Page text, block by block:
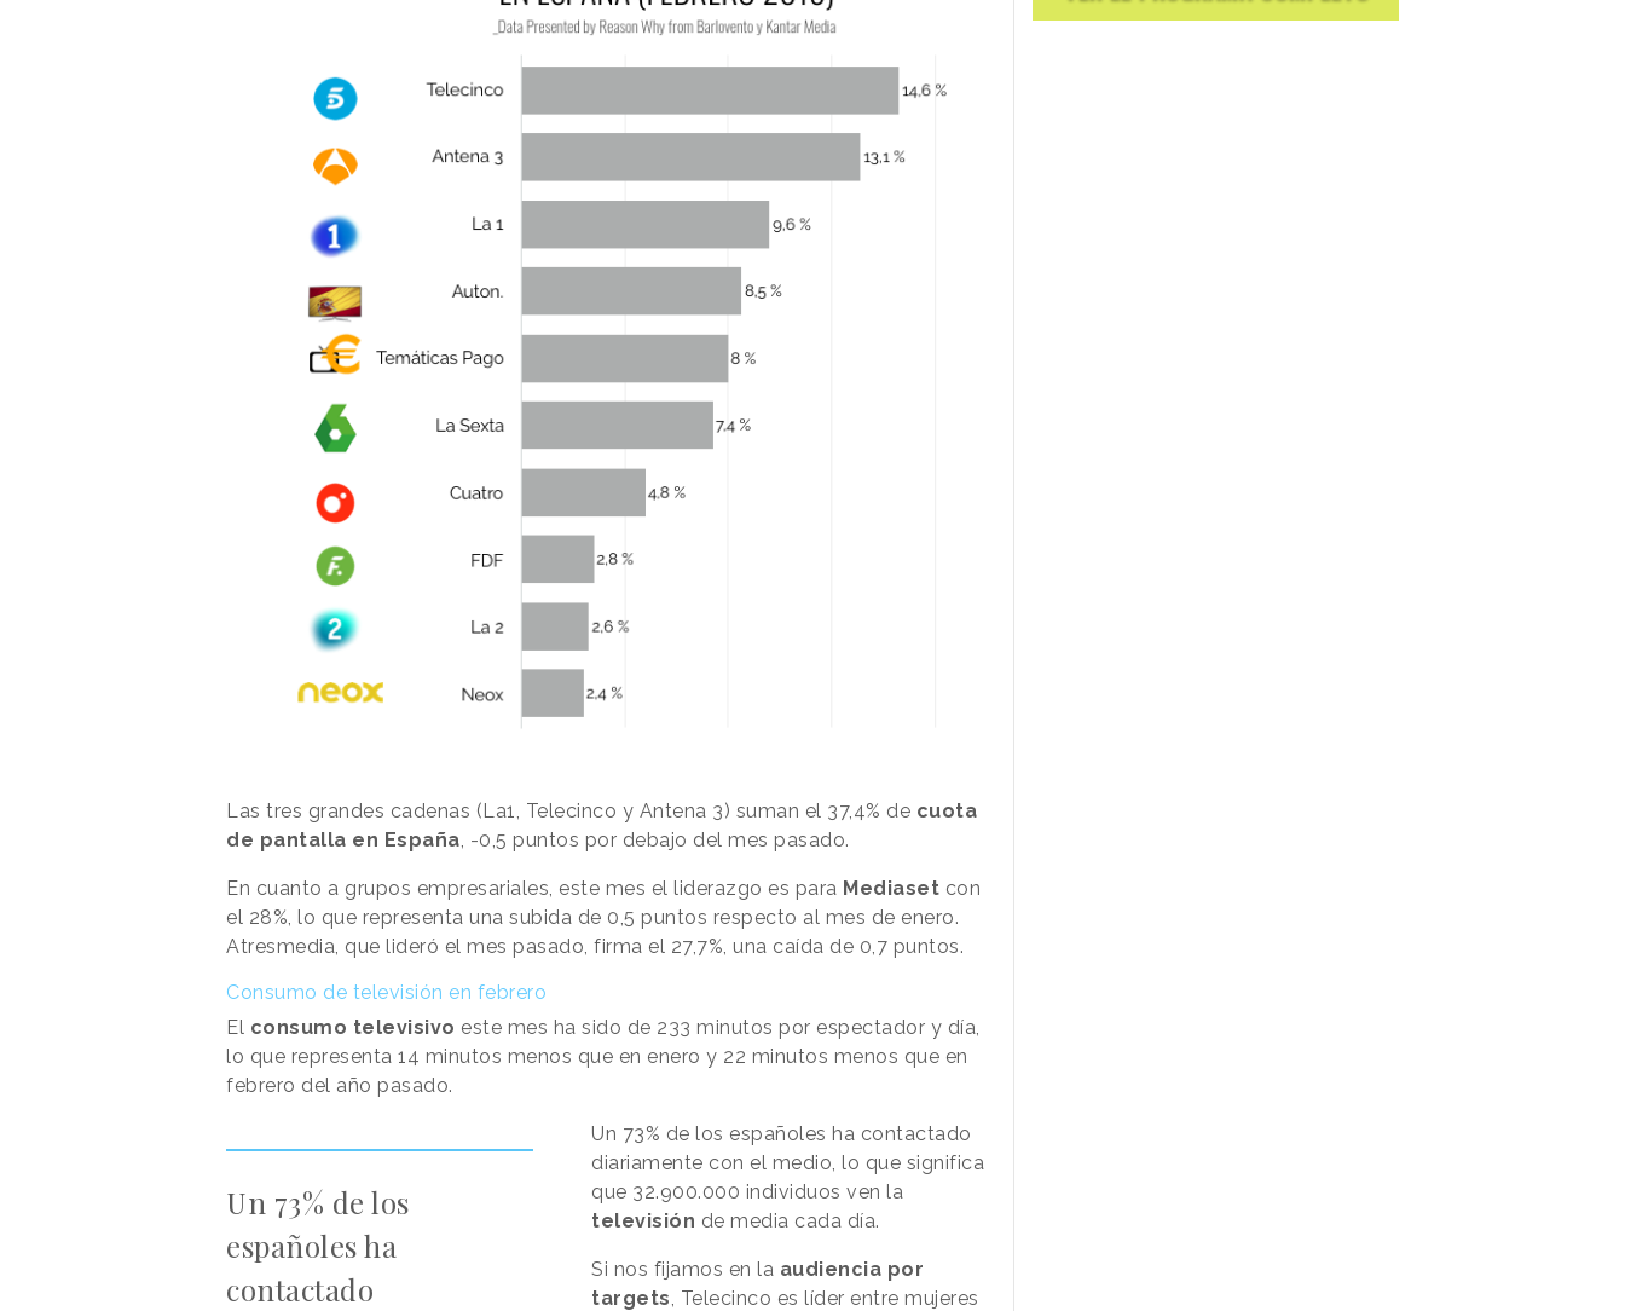
Las tres grandes cadenas (La1, Telecinco y Antena 3) suman el 37,4% de cuota
de pantalla en España , -0,5 puntos por debajo del mes pasado.
En cuanto a grupos empresariales, este mes el liderazgo es para Mediaset con
el 28%, lo que representa una subida de 0,5 puntos respecto al mes de enero.
Atresmedia, que lideró el mes pasado, firma el 27,7%, una caída de 0,7 puntos.
Consumo de televisión en febrero
El consumo televisivo este mes ha sido de 233 minutos por espectador y día,
lo que representa 14 minutos menos que en enero y 22 minutos menos que en
febrero del año pasado.
Un 73% de los
españoles ha
contactado
Un 73% de los españoles ha contactado
diariamente con el medio, lo que significa
que 32.900.000 individuos ven la
televisión de media cada día.
Si nos fijamos en la audiencia por
targets , Telecinco es líder entre mujeres